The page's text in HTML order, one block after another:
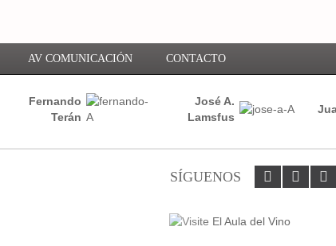
AV COMUNICACIÓN CONTACTO
Fernando
Terán
José A.
Lamsfus
SÍGUENOS